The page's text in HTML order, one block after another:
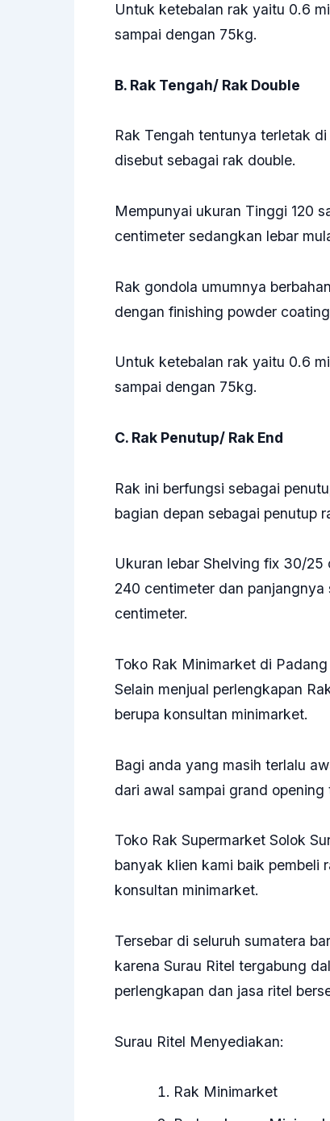
Untuk ketebalan rak yaitu 0.6
sampai dengan 75kg.
B. Rak Tengah/ Rak Double
Rak Tengah tentunya terletak
disebut sebagai rak double.
Mempunyai ukuran Tinggi 120
centimeter sedangkan lebar
Rak gondola umumnya
dengan finishing powder
Untuk ketebalan rak yaitu 0.6
sampai dengan 75kg.
C. Rak Penutup/ Rak End
Rak ini berfungsi sebagai
bagian depan sebagai penutup
Ukuran lebar Shelving fix 30/25
240 centimeter dan
centimeter.
Toko Rak Minimarket di Padang
Selain menjual perlengkapan
berupa konsultan minimarket.
Bagi anda yang masih terlalu
dari awal sampai grand
Toko Rak Supermarket Solok
banyak klien kami baik pembeli
konsultan minimarket.
Tersebar di seluruh sumatera
karena Surau Ritel tergabung
perlengkapan dan jasa ritel
Surau Ritel Menyediakan:
Rak Minimarket